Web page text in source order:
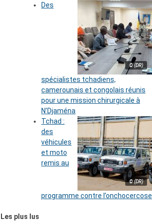
© (DR)
Des
spécialistes tchadiens,
camerounais et congolais réunis
pour une mission chirurgicale à
N’Djaména
© (DR)
Tchad :
des
véhicules
et moto
remis au
programme contre l’onchocercose
Les plus lus